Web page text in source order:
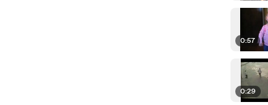
0:57
0:29